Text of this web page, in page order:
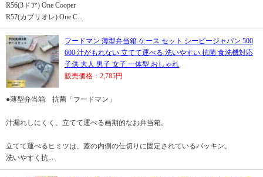
R56(3ドア) One Cooper
R57(カブリオレ) One C...
フードマン 薄型弁当箱 ケース セット シービージャパン 500
600 汁がもれない 立てて運べる 洗いやすい 抗菌 食洗機対応
子供 大人 男子 女子 一体型 おしゃれ
販売価格：2,785円
●薄型弁当箱 抗菌「フードマン」
汁漏れしにくく、立てて運べる画期的なお弁当箱。
立てて運べるヒミツは、蓋の内側の仕切りに固定されているパッキン。
洗いやすく抗...